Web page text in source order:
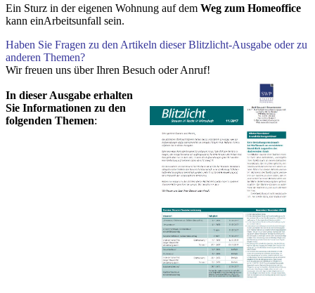
Ein Sturz in der eigenen Wohnung auf dem Weg zum Homeoffice
kann einArbeitsunfall sein.
Haben Sie Fragen zu den Artikeln dieser Blitzlicht-Ausgabe oder zu
anderen Themen?
Wir freuen uns über Ihren Besuch oder Anruf!
In dieser Ausgabe erhalten
Sie Informationen zu den
folgenden Themen: